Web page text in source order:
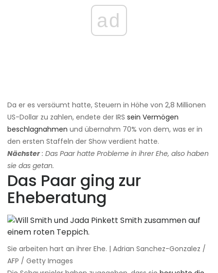
ad
Da er es versäumt hatte, Steuern in Höhe von 2,8 Millionen
US-Dollar zu zahlen, endete der IRS sein Vermögen
beschlagnahmen und übernahm 70% von dem, was er in
den ersten Staffeln der Show verdient hatte.
Nächster : Das Paar hatte Probleme in ihrer Ehe, also haben
sie das getan.
Das Paar ging zur
Eheberatung
Sie arbeiten hart an ihrer Ehe. | Adrian Sanchez-Gonzalez /
AFP / Getty Images